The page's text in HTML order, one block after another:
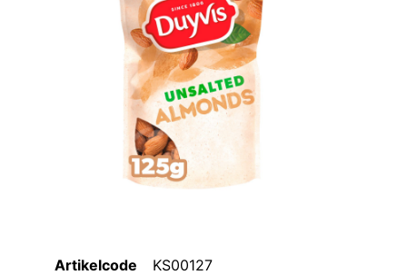
Artikelcode
KS00127